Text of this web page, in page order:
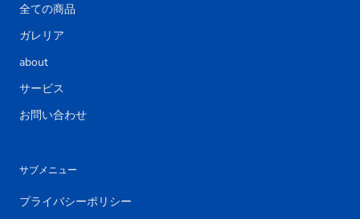
全ての商品
ガレリア
about
サービス
お問い合わせ
サブメニュー
プライバシーポリシー